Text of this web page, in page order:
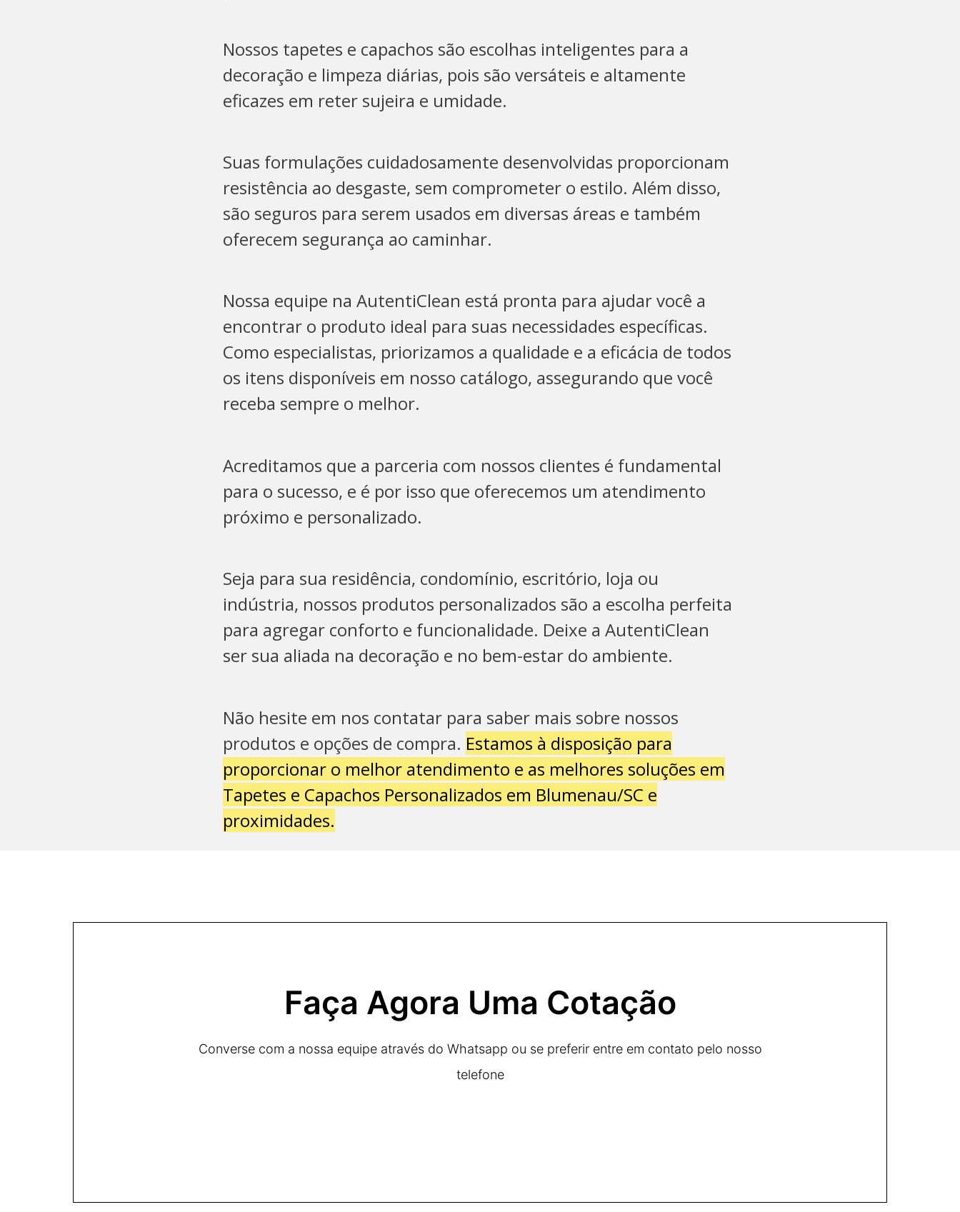
Nossos tapetes e capachos são escolhas inteligentes para a
decoração e limpeza diárias, pois são versáteis e altamente
eficazes em reter sujeira e umidade.
Suas formulações cuidadosamente desenvolvidas proporcionam
resistência ao desgaste, sem comprometer o estilo. Além disso,
são seguros para serem usados em diversas áreas e também
oferecem segurança ao caminhar.
Nossa equipe na AutentiClean está pronta para ajudar você a
encontrar o produto ideal para suas necessidades específicas.
Como especialistas, priorizamos a qualidade e a eficácia de todos
os itens disponíveis em nosso catálogo, assegurando que você
receba sempre o melhor.
Acreditamos que a parceria com nossos clientes é fundamental
para o sucesso, e é por isso que oferecemos um atendimento
próximo e personalizado.
Seja para sua residência, condomínio, escritório, loja ou
indústria, nossos produtos personalizados são a escolha perfeita
para agregar conforto e funcionalidade. Deixe a AutentiClean
ser sua aliada na decoração e no bem-estar do ambiente.
Não hesite em nos contatar para saber mais sobre nossos
produtos e opções de compra. Estamos à disposição para
proporcionar o melhor atendimento e as melhores soluções em
Tapetes e Capachos Personalizados em Blumenau/SC e
proximidades.
Faça Agora Uma Cotação
Converse com a nossa equipe através do Whatsapp ou se preferir entre em contato pelo nosso
telefone